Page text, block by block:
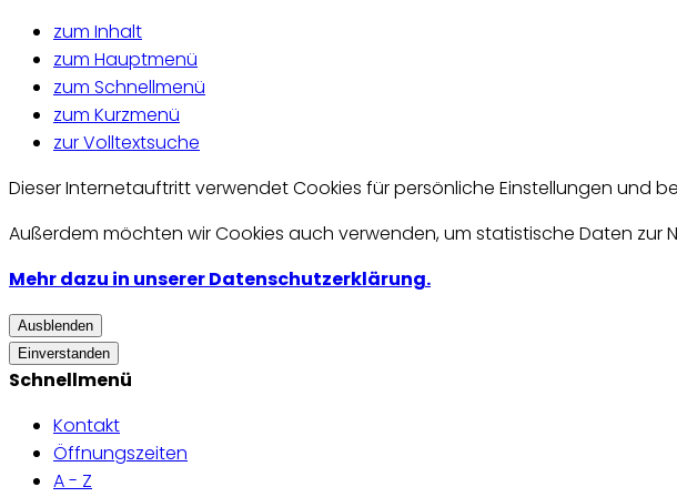
zum Inhalt
zum Hauptmenü
zum Schnellmenü
zum Kurzmenü
zur Volltextsuche
Dieser Internetauftritt verwendet Cookies für persönliche Einstellungen und
Außerdem möchten wir Cookies auch verwenden, um statistische Daten zur
Mehr dazu in unserer Datenschutzerklärung.
Ausblenden
Einverstanden
Schnellmenü
Kontakt
Öffnungszeiten
A - Z